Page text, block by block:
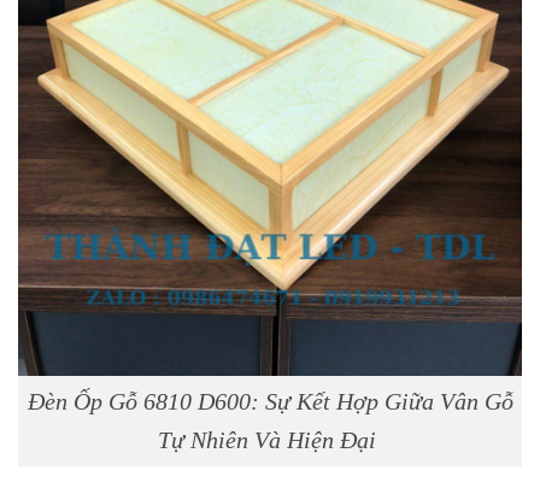
to
content
Đèn Ốp Gỗ 6810 D600: Sự Kết Hợp Giữa Vân Gỗ
Tự Nhiên Và Hiện Đại